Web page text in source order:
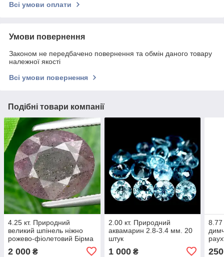
Всі умови оплати
Умови повернення
Законом не передбачено повернення та обмін даного товару
належної якості
Всі умови повернення
Подібні товари компанії
4.25 кт. Природний
великий шпінель ніжно
рожево-фіолетовий Бірма
2 000 ₴
2.00 кт. Природний
аквамарин 2.8-3.4 мм. 20
штук
1 000₴
8.77
250